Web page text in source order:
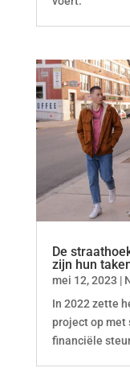
De
zijn hun
mei 12, 2023 |
In 2022 zette
project op met
financiële